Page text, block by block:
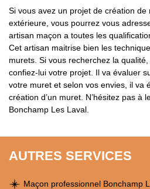
Si vous avez un projet de création
extérieure, vous pourrez vous
artisan maçon a toutes les
Cet artisan maitrise bien les
murets. Si vous recherchez la qualité,
confiez-lui votre projet. Il va évaluer
votre muret et selon vos envies, il va
création d’un muret. N’hésitez pas à
Bonchamp Les Laval.
AUTRES SERVICES
Maçon professionnel Bonchamp